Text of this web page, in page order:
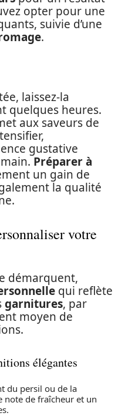
opter pour une
suivie d’une
.
laissez-la
quelques heures.
aux saveurs de
gustative
Préparer à
un gain de
la qualité
votre
démarquent,
qui reflète
garnitures, par
moyen de
élégantes
du persil ou de la
note de fraîcheur et un